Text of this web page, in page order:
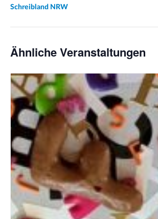
Schreibland NRW
Ähnliche Veranstaltungen